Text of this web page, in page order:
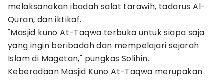
melaksanakan ibadah salat tarawih, tadarus Al-
Quran, dan iktikaf.
"Masjid kuno At-Taqwa terbuka untuk siapa saja
yang ingin beribadah dan mempelajari sejarah
Islam di Magetan," pungkas Solihin.
Keberadaan Masjid Kuno At-Taqwa merupakan